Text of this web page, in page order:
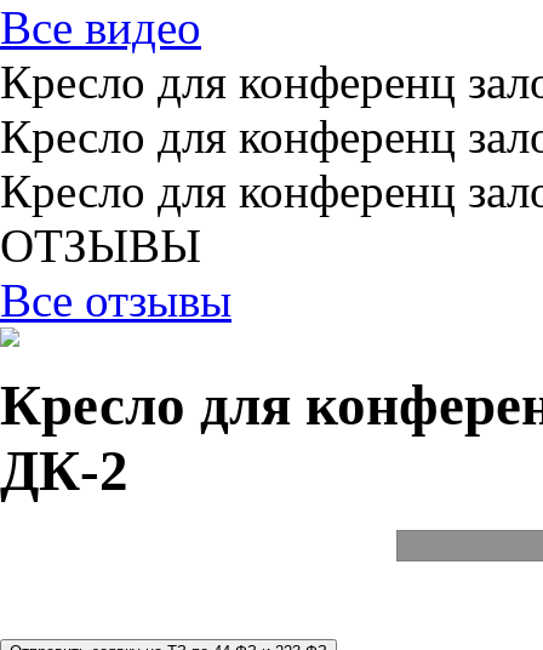
Все видео
Кресло для конференц
Кресло для конференц
Кресло для конференц
ОТЗЫВЫ
Все отзывы
Кресло для
ДК-2